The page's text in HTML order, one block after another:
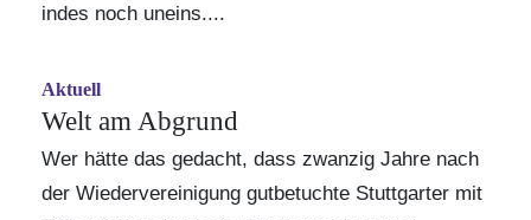
indes noch uneins....
Aktuell
Welt am Abgrund
Wer hätte das gedacht, dass zwanzig Jahre nach
der Wiedervereinigung gutbetuchte Stuttgarter mit